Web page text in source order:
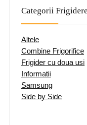
Categorii Frigidere
Altele
Combine Frigorifice
Frigider cu doua usi
Informatii
Samsung
Side by Side